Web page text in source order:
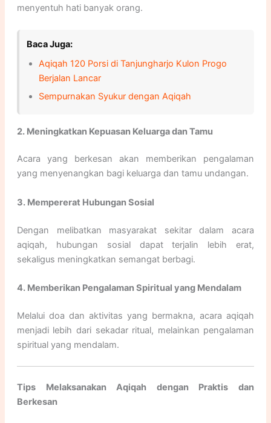
menyentuh hati banyak orang.
Baca Juga:
Aqiqah 120 Porsi di Tanjungharjo Kulon Progo
Berjalan Lancar
Sempurnakan Syukur dengan Aqiqah
2. Meningkatkan Kepuasan Keluarga dan Tamu
Acara yang berkesan akan memberikan pengalaman
yang menyenangkan bagi keluarga dan tamu undangan.
3. Mempererat Hubungan Sosial
Dengan melibatkan masyarakat sekitar dalam acara
aqiqah, hubungan sosial dapat terjalin lebih erat,
sekaligus meningkatkan semangat berbagi.
4. Memberikan Pengalaman Spiritual yang Mendalam
Melalui doa dan aktivitas yang bermakna, acara aqiqah
menjadi lebih dari sekadar ritual, melainkan pengalaman
spiritual yang mendalam.
Tips Melaksanakan Aqiqah dengan Praktis dan
Berkesan